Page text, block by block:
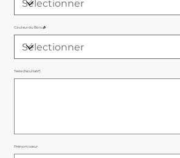
Couleur du Bois 🪵
Texte (facultatif)
Prénom cœur